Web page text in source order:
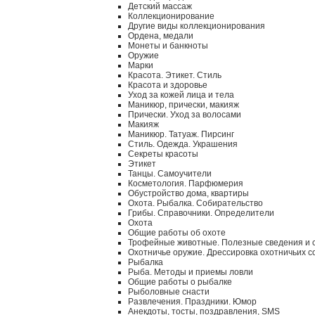
Детский массаж
Коллекционирование
Другие виды коллекционирования
Ордена, медали
Монеты и банкноты
Оружие
Марки
Красота. Этикет. Стиль
Красота и здоровье
Уход за кожей лица и тела
Маникюр, прически, макияж
Прически. Уход за волосами
Макияж
Маникюр. Татуаж. Пирсинг
Стиль. Одежда. Украшения
Секреты красоты
Этикет
Танцы. Самоучители
Косметология. Парфюмерия
Обустройство дома, квартиры
Охота. Рыбалка. Собирательство
Грибы. Справочники. Определители
Охота
Общие работы об охоте
Трофейные животные. Полезные сведения и
Охотничье оружие. Дрессировка охотничьих
Рыбалка
Рыба. Методы и приемы ловли
Общие работы о рыбалке
Рыболовные снасти
Развлечения. Праздники. Юмор
Анекдоты, тосты, поздравления, SMS